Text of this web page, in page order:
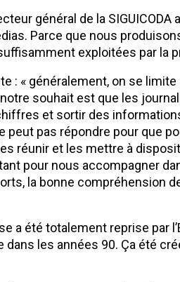
général de la
Parce que nous
exploitées par la
: « généralement, on se
notre souhait est que les
et sortir des
peut pas répondre pour que
réunir et les mettre à
pour nous accompagner
la bonne compréhension
a été totalement reprise par
dans les années 90. Ça été